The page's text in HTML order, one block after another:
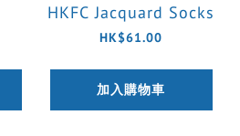
HKFC Jacquard Socks
HK$61.00
加入購物車